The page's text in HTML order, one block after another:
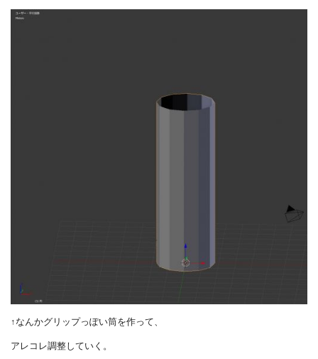
↑なんかグリップっぽい筒を作って、
アレコレ調整していく。